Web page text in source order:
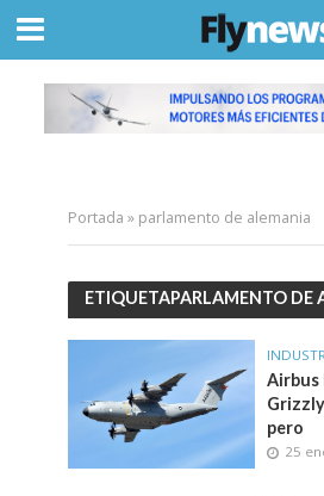
Portada » parlamento de alemania
ETIQUETAPARLAMENTO DE
Airbus
pero
25